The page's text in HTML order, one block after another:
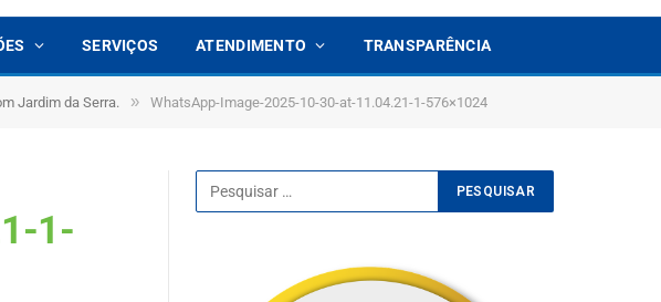
SERVIÇOS ATENDIMENTO TRANSPARÊNCIA
Jardim da Serra. » WhatsApp-Image-2025-10-30-at-11.04.21-1-576×1024
1-